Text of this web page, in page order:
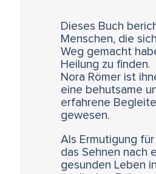
Dieses Buch
Menschen, die
Weg gemacht
Heilung zu finden.
Nora Römer ist
eine behutsame
erfahrene
gewesen.
Als Ermutigung
das Sehnen nach
gesunden Leben in